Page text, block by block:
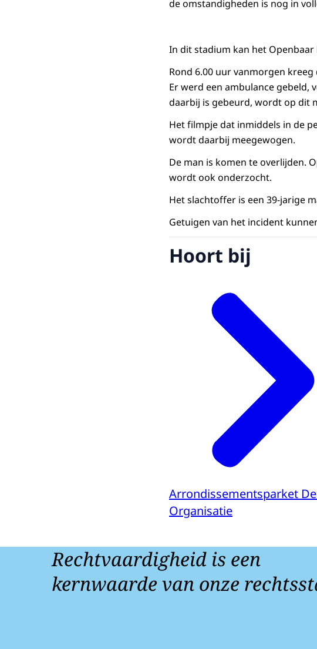
de omstandigheden is nog in
In dit stadium kan het
Rond 6.00 uur vanmorgen
Er werd een ambulance gebeld,
daarbij is gebeurd, wordt op dit
Het filmpje dat inmiddels in de
wordt daarbij meegewogen.
De man is komen te overlijden.
wordt ook onderzocht.
Het slachtoffer is een 39-jarige
Getuigen van het incident
Hoort bij
Arrondissementsparket
Organisatie
Rechtvaardigheid is een
kernwaarde van onze